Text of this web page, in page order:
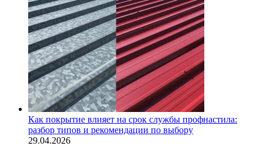
Как покрытие влияет на срок службы профнастила:
разбор типов и рекомендации по выбору
29.04.2026